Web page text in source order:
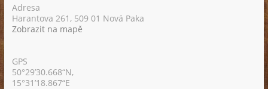
Adresa
Harantova 261, 509 01 Nová Paka
Zobrazit na mapě
GPS
50°29’30.668“N,
15°31’18.867“E